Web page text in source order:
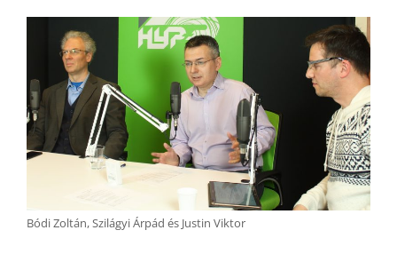
Bódi Zoltán, Szilágyi Árpád és Justin Viktor